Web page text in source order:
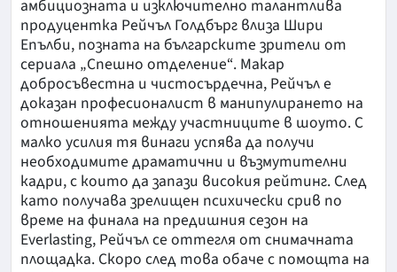
амбициозната и изключително талантлива
продуцентка Рейчъл Голдбърг влиза Шири
Епълби, позната на българските зрители от
сериала „Спешно отделение“. Макар
добросъвестна и чистосърдечна, Рейчъл е
доказан професионалист в манипулирането на
отношенията между участниците в шоуто. С
малко усилия тя винаги успява да получи
необходимите драматични и възмутителни
кадри, с които да запази високия рейтинг. След
като получава зрелищен психически срив по
време на финала на предишния сезон на
Everlasting, Рейчъл се оттегля от снимачната
площадка. Скоро след това обаче с помощта на